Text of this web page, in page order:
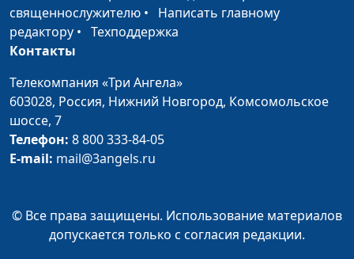
действии
Борис Протасевич,
ректор Заокской
Духовной Академии,
Важность словесных
благословений
Борис Протасевич,
благословения
Борис Протасевич,
ректор Заокской
священнослужителю • Написать главному
редактору • Техподдержка
Контакты
Телекомпания «Три Ангела»
603028, Россия, Нижний Новгород, Комсомольское
шоссе, 7
Телефон: 8 800 333-84-05
E-mail: mail@3angels.ru
© Все права защищены. Использование материалов
допускается только с согласия редакции.